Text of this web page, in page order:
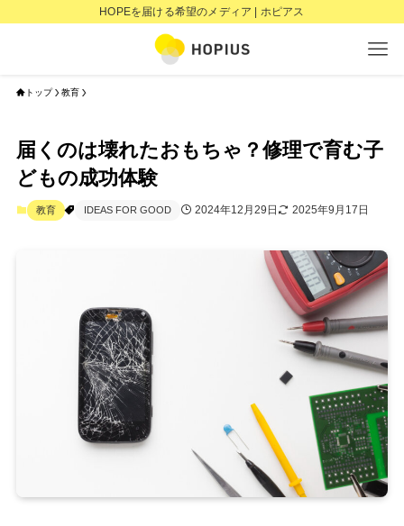
HOPEを届ける希望のメディア | ホピアス
トップ 教育
届くのは壊れたおもちゃ？修理で育む子
どもの成功体験
教育 IDEAS FOR GOOD 2024年12月29日 2025年9月17日